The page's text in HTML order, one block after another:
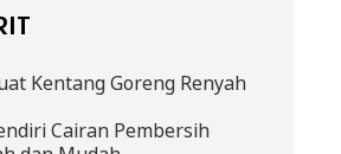
Kentang Goreng Renyah
Cairan Pembersih